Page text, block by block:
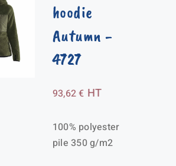
hoodie
Autumn -
4727
93,62€ HT
100% polyester
pile 350 g/m2